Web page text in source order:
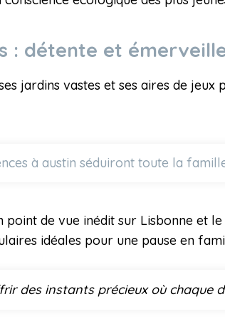
: détente et
jardins vastes et ses aires de
à austin séduiront toute la
de vue inédit sur Lisbonne et
idéales pour une pause en
des instants précieux où chaque